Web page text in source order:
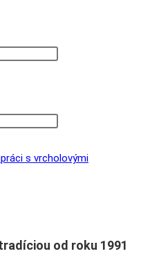
s vrcholovými
od roku 1991